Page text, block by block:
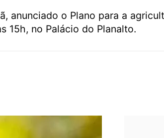
anunciado o Plano para a
15h, no Palácio do Planalto.